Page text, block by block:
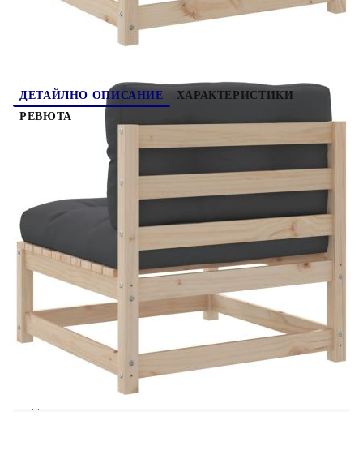
покривало. Максимално 110 кг на седалка. Съобразете се с
риска от открит огън и други източници на силна топлина в
близост до продукта.
ДЕТАЙЛНО ОПИСАНИЕ
ХАРАКТЕРИСТИКИ
РЕВЮТА
Този градински диван е идеалното допълнение
към вашия заден двор, тераса или вътрешен
двор, осигурявайки удобно и привлекателно
пространство за разговори със семейството и
приятелите или просто за почивка и забавление
на открито. Здрав и издръжлив материал:
Масивната борова дървесина е известна със
своята здравина и издръжливост. Нейните
прави зърна и отличителни възли допринасят за
рустик чара ѝ. Удобна седалка: Тази мебел за
открито, снабдена с плътно подплатени
възглавници, предлага удобство при сядане.
Добро проветряване и предотвратяване на
образуването на натрупвания: Дизайнът на
ламелите спомага за оптимален въздушен поток
и ефективно предотвратява събирането на вода,
като осигурява суха и удобна седалка. Модулен